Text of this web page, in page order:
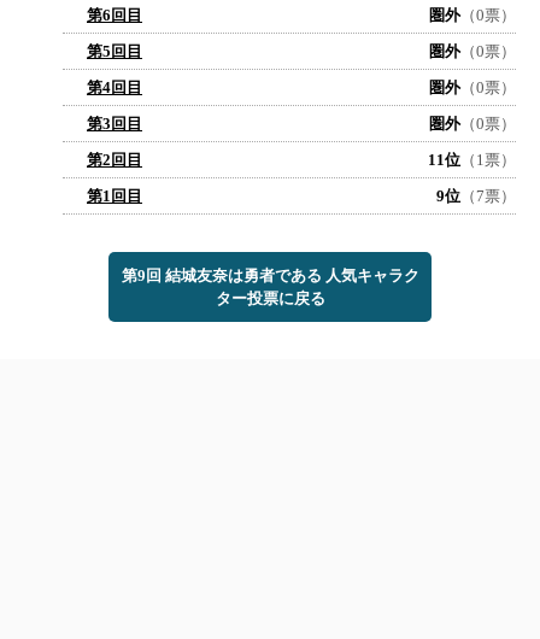
第6回目
圏外（0票）
第5回目
圏外（0票）
第4回目
圏外（0票）
第3回目
圏外（0票）
第2回目
11位 （1票）
第1回目
9位 （7票）
第9回 結城友奈は勇者である 人気キャラク
ター投票に戻る